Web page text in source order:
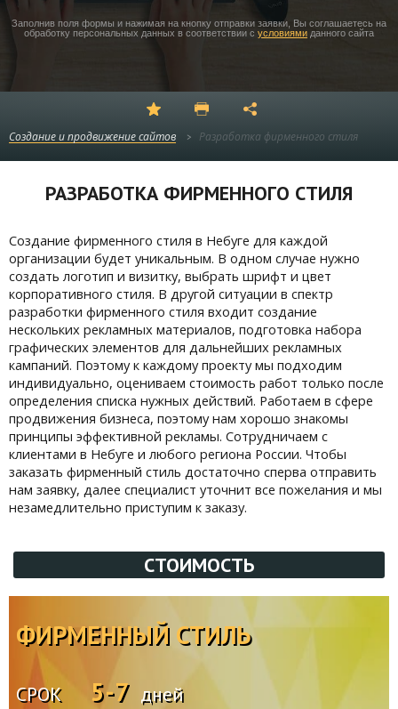
Заполнив поля формы и нажимая на кнопку отправки заявки, Вы соглашаетесь на
обработку персональных данных в соответствии с условиями данного сайта
Создание и продвижение сайтов Разработка фирменного стиля
РАЗРАБОТКА ФИРМЕННОГО СТИЛЯ
Создание фирменного стиля в Небуге для каждой
организации будет уникальным. В одном случае нужно
создать логотип и визитку, выбрать шрифт и цвет
корпоративного стиля. В другой ситуации в спектр
разработки фирменного стиля входит создание
нескольких рекламных материалов, подготовка набора
графических элементов для дальнейших рекламных
кампаний. Поэтому к каждому проекту мы подходим
индивидуально, оцениваем стоимость работ только после
определения списка нужных действий. Работаем в сфере
продвижения бизнеса, поэтому нам хорошо знакомы
принципы эффективной рекламы. Сотрудничаем с
клиентами в Небуге и любого региона России. Чтобы
заказать фирменный стиль достаточно сперва отправить
нам заявку, далее специалист уточнит все пожелания и мы
незамедлительно приступим к заказу.
СТОИМОСТЬ
ФИРМЕННЫЙ СТИЛЬ
СРОК 5-7 дней